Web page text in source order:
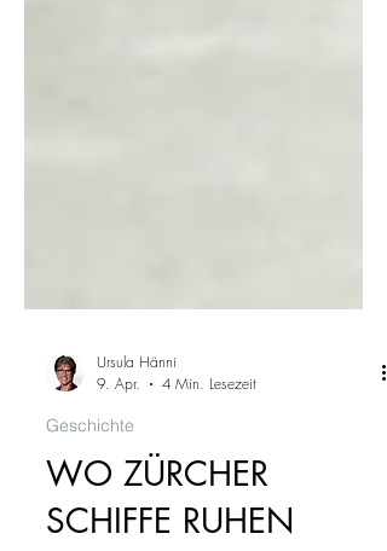
Ursula Hänni
9. Apr.
Geschichte
WO ZÜRCHER